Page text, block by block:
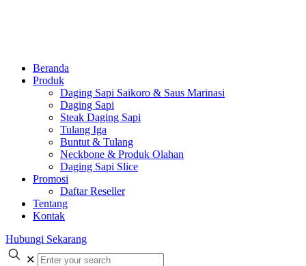
Beranda
Produk
Daging Sapi Saikoro & Saus Marinasi
Daging Sapi
Steak Daging Sapi
Tulang Iga
Buntut & Tulang
Neckbone & Produk Olahan
Daging Sapi Slice
Promosi
Daftar Reseller
Tentang
Kontak
Hubungi Sekarang
✕